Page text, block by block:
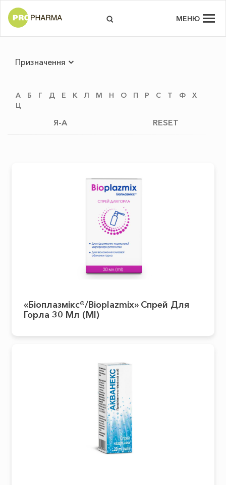
МЕНЮ
Призначення
А Б Г Д Е К Л М Н О П Р С Т Ф
Х
Ц
Я-А RESET
«Біоплазмікс®/Bioplazmix» Спрей Для
Горла 30 Мл (ml)